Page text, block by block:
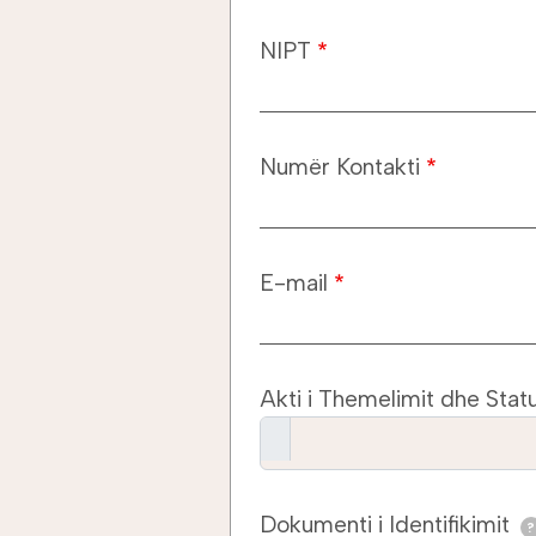
NIPT
Numër Kontakti
E-mail
Akti i Themelimit dhe
Dokumenti i Identifikimit ?